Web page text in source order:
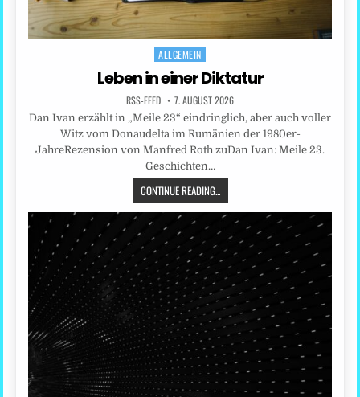
Posted
ALLGEMEIN
Leben in einer Diktatur
RSS-FEED 7. AUGUST 2026
Dan Ivan erzählt in „Meile 23“ eindringlich, aber auch voller
Witz vom Donaudelta im Rumänien der 1980er-
JahreRezension von Manfred Roth zuDan Ivan: Meile 23.
Geschichten…
CONTINUE READING...